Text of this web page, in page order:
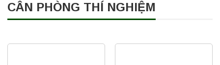
CÂN PHÒNG THÍ NGHIỆM